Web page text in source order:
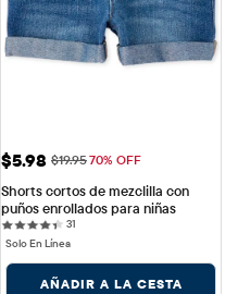
Precio de venta: $5.98
$5.98 Precio original: $19.95
$19.9570% OFF
Shorts cortos de mezclilla con
puños enrollados para niñas
31
Solo En Línea
AÑADIR A LA CESTA